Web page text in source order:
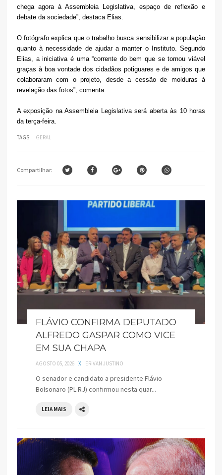
chega agora à Assembleia Legislativa, espaço de reflexão e
debate da sociedade”, destaca Elias.
O fotógrafo explica que o trabalho busca sensibilizar a população
quanto à necessidade de ajudar a manter o Instituto. Segundo
Elias, a iniciativa é uma “corrente do bem que se tornou viável
graças à boa vontade dos cidadãos potiguares e de amigos que
colaboraram com o projeto, desde a cessão de molduras à
revelação das fotos”, comenta.
A exposição na Assembleia Legislativa será aberta às 10 horas
da terça-feira.
TAGS: GERAL
Compartilhar:
FLÁVIO CONFIRMA DEPUTADO
ALFREDO GASPAR COMO VICE
EM SUA CHAPA
AGOSTO 05, 2026 X ERIVAN JUSTINO
O senador e candidato a presidente Flávio
Bolsonaro (PL-RJ) confirmou nesta quar...
LEIA MAIS